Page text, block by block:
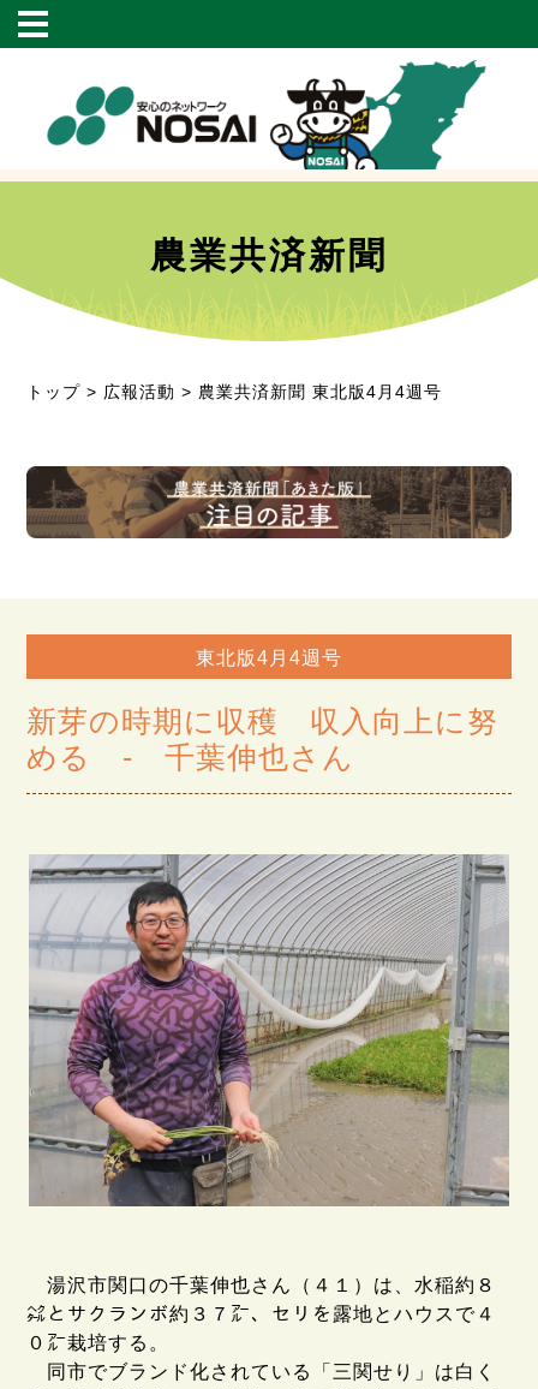
農業共済新聞
トップ > 広報活動 > 農業共済新聞 東北版4月4週号
東北版4月4週号
新芽の時期に収穫 収入向上に努
める - 千葉伸也さん
湯沢市関口の千葉伸也さん（４１）は、水稲約８
㌶とサクランボ約３７㌃、セリを露地とハウスで４
０㌃栽培する。
同市でブランド化されている「三関せり」は白く